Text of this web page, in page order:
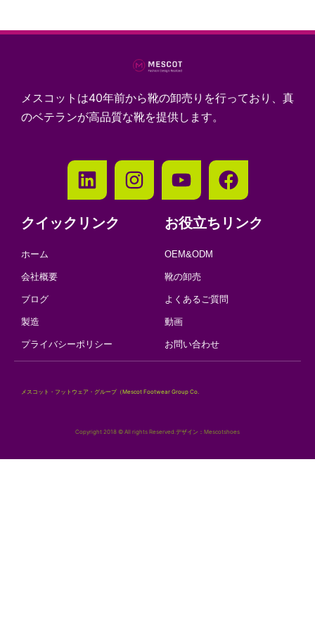
メスコットは40年前から靴の卸売りを行っており、真
のベテランが高品質な靴を提供します。
クイックリンク
ホーム
会社概要
ブログ
製造
プライバシーポリシー
お役立ちリンク
OEM&ODM
靴の卸売
よくあるご質問
動画
お問い合わせ
メスコット・フットウェア・グループ（Mescot Footwear Group Co.
Copyright 2018 © All rights Reserved.デザイン：Mescotshoes